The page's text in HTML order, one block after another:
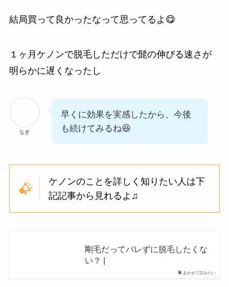
結局買って良かったなって思ってるよ😋
１ヶ月ケノンで脱毛しただけで髭の伸びる速さが
明らかに遅くなったし
なぎ
早くに効果を実感したから、今後
も続けてみるね😆
ケノンのことを詳しく知りたい人は下
記記事から見れるよ♫
あわせて読みたい
剛毛だってバレずに脱毛したくな
い？ |